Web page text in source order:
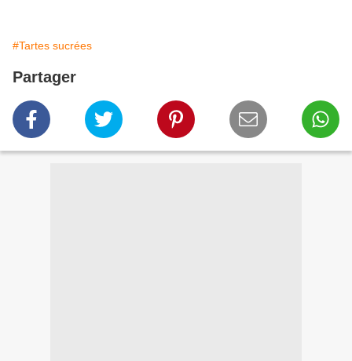
#Tartes sucrées
Partager